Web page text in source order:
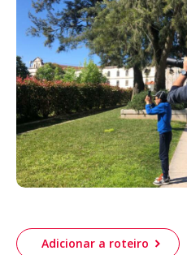
CULTURA
DESPORTO
Adicionar a roteiro